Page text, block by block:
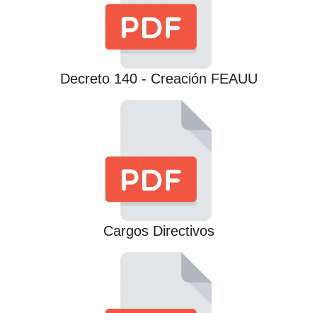
Decreto 140 - Creación FEAUU
Cargos Directivos